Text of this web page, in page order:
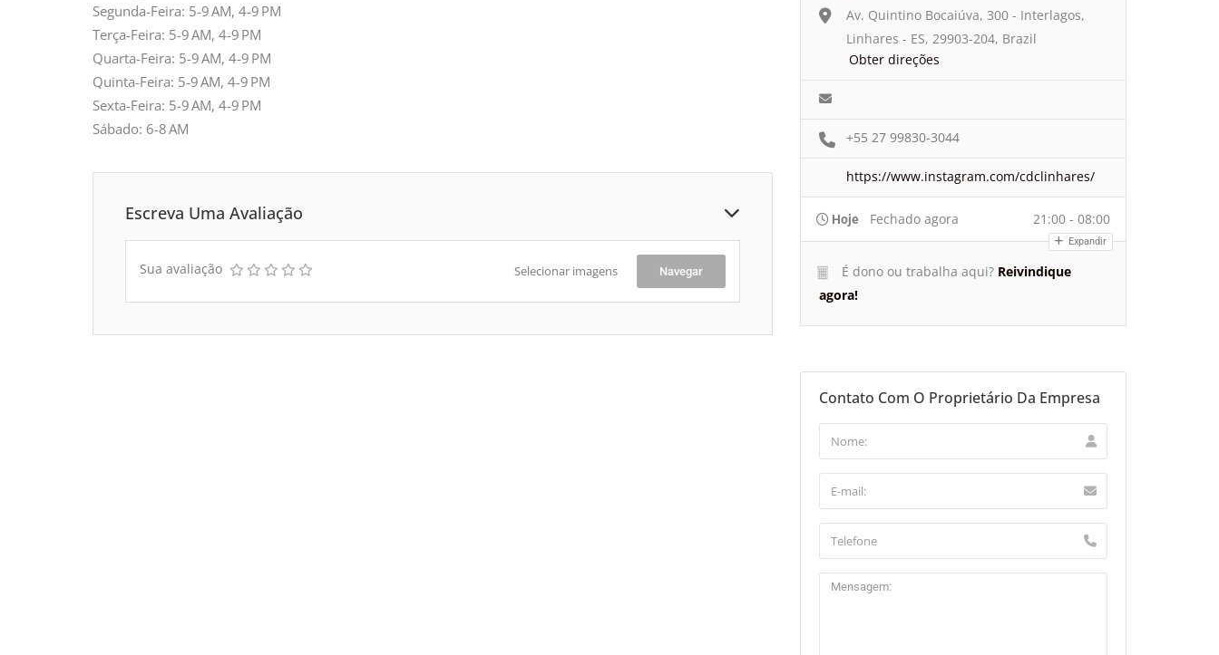
Segunda-Feira: 5-9 AM, 4-9 PM
Terça-Feira: 5-9 AM, 4-9 PM
Quarta-Feira: 5-9 AM, 4-9 PM
Quinta-Feira: 5-9 AM, 4-9 PM
Sexta-Feira: 5-9 AM, 4-9 PM
Sábado: 6-8 AM
Escreva Uma Avaliação
Sua avaliação Selecionar imagens Navegar
Av. Quintino Bocaiúva, 300 - Interlagos,
Linhares - ES, 29903-204, Brazil
Obter direções
+55 27 99830-3044
https://www.instagram.com/cdclinhares/
Hoje Fechado agora 21:00 - 08:00
Expandir
É dono ou trabalha aqui? Reivindique
agora!
Contato Com O Proprietário Da Empresa